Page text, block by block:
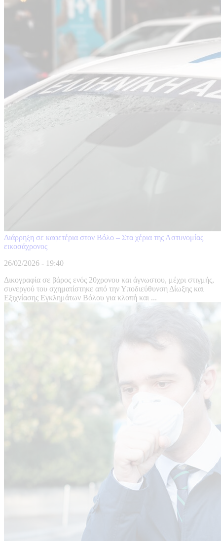
Διάρρηξη σε καφετέρια στον Βόλο – Στα χέρια της Αστυνομίας
εικοσάχρονος
26/02/2026 - 19:40
Δικογραφία σε βάρος ενός 20χρονου και άγνωστου, μέχρι στιγμής,
συνεργού του σχηματίστηκε από την Υποδιεύθυνση Δίωξης και
Εξιχνίασης Εγκλημάτων Βόλου για κλοπή και ...